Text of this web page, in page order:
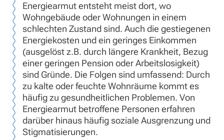
Energiearmut entsteht meist dort, wo
Wohngebäude oder Wohnungen in einem
schlechten Zustand sind. Auch die gestiegenen
Energiekosten und ein geringes Einkommen
(ausgelöst z.B. durch längere Krankheit, Bezug
einer geringen Pension oder Arbeitslosigkeit)
sind Gründe. Die Folgen sind umfassend: Durch
zu kalte oder feuchte Wohnräume kommt es
häufig zu gesundheitlichen Problemen. Von
Energiearmut betroffene Personen erfahren
darüber hinaus häufig soziale Ausgrenzung und
Stigmatisierungen.